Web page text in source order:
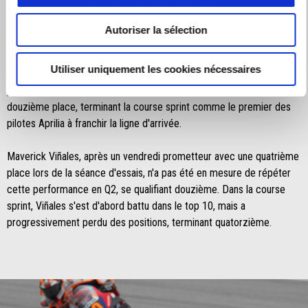
Autoriser la sélection
Utiliser uniquement les cookies nécessaires
Samedi 2 Novembre 2024 : Course Sprint
Sepang depuis la seizième place sur la grille, réussissant à regagner
deux positions à la fin du premier tour. Après avoir dépassé plusieurs
pilotes dans les premiers tours, le pilote espagnol s'est installé à la
douzième place, terminant la course sprint comme le premier des
pilotes Aprilia à franchir la ligne d'arrivée.
Maverick Viñales, après un vendredi prometteur avec une quatrième
place lors de la séance d'essais, n'a pas été en mesure de répéter
cette performance en Q2, se qualifiant douzième. Dans la course
sprint, Viñales s'est d'abord battu dans le top 10, mais a
progressivement perdu des positions, terminant quatorzième.